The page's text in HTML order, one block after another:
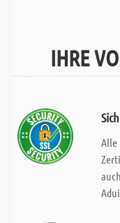
IHRE
Alle